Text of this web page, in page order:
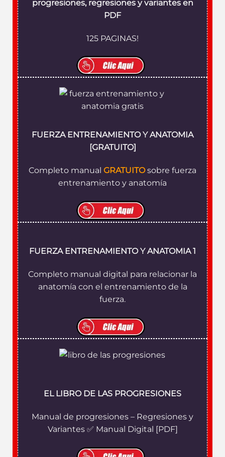
progresiones, regresiones y variantes en
PDF
125 PAGINAS!
FUERZA ENTRENAMIENTO Y ANATOMIA
[GRATUITO]
Completo manual GRATUITOsobre fuerza
entrenamiento y anatomía
FUERZA ENTRENAMIENTO Y ANATOMIA 1
Completo manual digital para relacionar la
anatomía con el entrenamiento de la
fuerza.
EL LIBRO DE LAS PROGRESIONES
Manual de progresiones – Regresiones y
Variantes ✅ Manual Digital [PDF]